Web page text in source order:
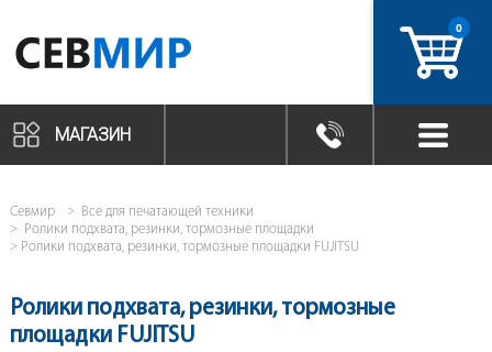
0
МАГАЗИН
Севмир
Все для печатающей техники
Ролики подхвата, резинки, тормозные площадки
Ролики подхвата, резинки, тормозные площадки FUJITSU
Ролики подхвата, резинки, тормозные
площадки FUJITSU